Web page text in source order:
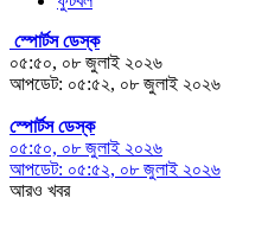
স্পোর্টস ডেস্ক
০৫:৫০, ০৮ জুলাই ২০২৬
আপডেট: ০৫:৫২, ০৮ জুলাই ২০২৬
স্পোর্টস ডেস্ক
০৫:৫০, ০৮ জুলাই ২০২৬
আপডেট: ০৫:৫২, ০৮ জুলাই ২০২৬
আরও খবর